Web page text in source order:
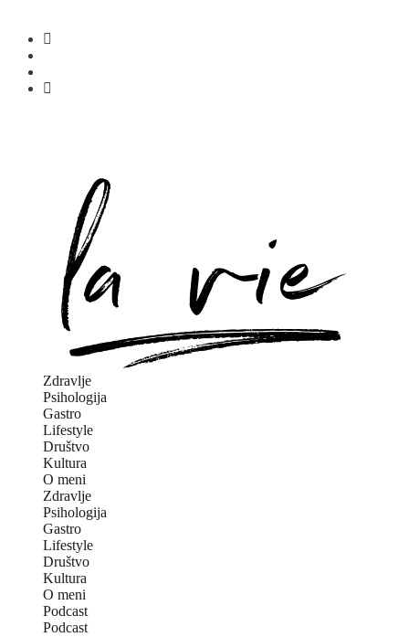
Zdravlje
Psihologija
Gastro
Lifestyle
Društvo
Kultura
O meni
Zdravlje
Psihologija
Gastro
Lifestyle
Društvo
Kultura
O meni
Podcast
Podcast